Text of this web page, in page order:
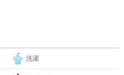
洗濯